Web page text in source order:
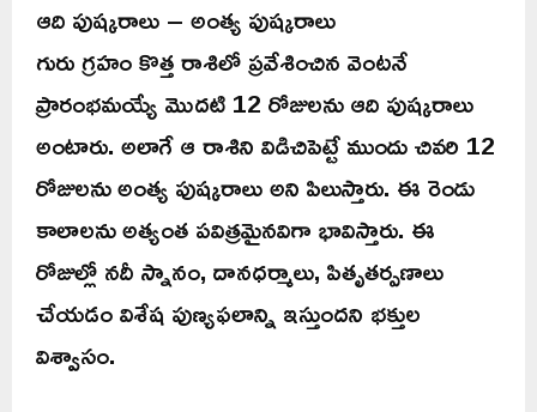
ఆది పుష్కరాలు – అంత్య పుష్కరాలు
గురు గ్రహం కొత్త రాశిలో ప్రవేశించిన వెంటనే
ప్రారంభమయ్యే మొదటి 12 రోజులను ఆది పుష్కరాలు
అంటారు. అలాగే ఆ రాశిని విడిచిపెట్టే ముందు చివరి 12
రోజులను అంత్య పుష్కరాలు అని పిలుస్తారు. ఈ రెండు
కాలాలను అత్యంత పవిత్రమైనవిగా భావిస్తారు. ఈ
రోజుల్లో నదీ స్నానం, దానధర్మాలు, పితృతర్పణాలు
చేయడం విశేష పుణ్యఫలాన్ని ఇస్తుందని భక్తుల
విశ్వాసం.